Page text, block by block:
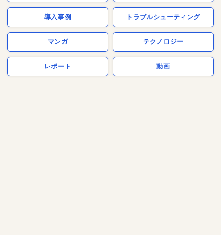
導入事例 トラブルシューティング
マンガ テクノロジー
レポート 動画